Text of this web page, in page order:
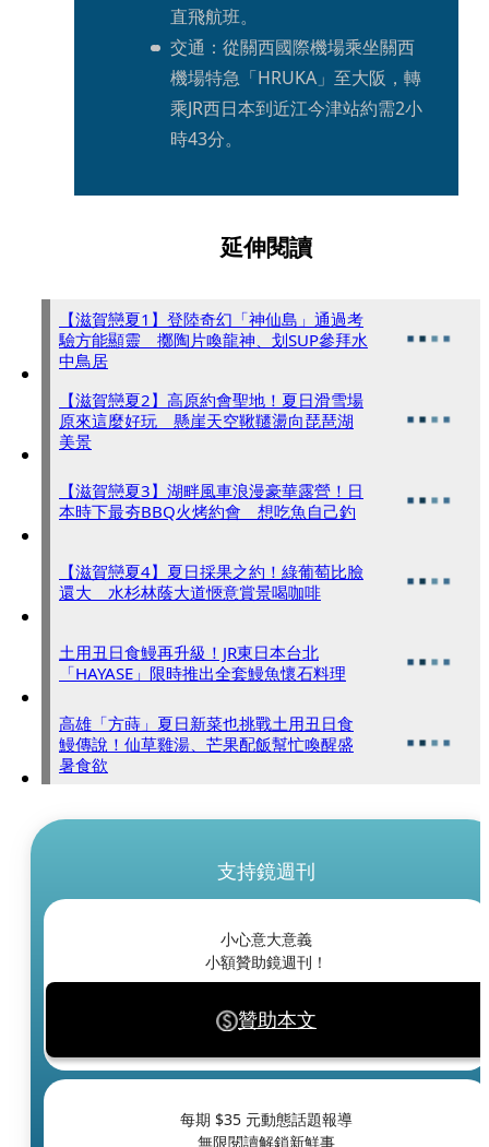
直飛航班。
交通：從關西國際機場乘坐關西
機場特急「HRUKA」至大阪，轉
乘JR西日本到近江今津站約需2小
時43分。
延伸閱讀
【滋賀戀夏1】登陸奇幻「神仙島」通過考
驗方能顯靈 擲陶片喚龍神、划SUP參拜水
中鳥居
【滋賀戀夏2】高原約會聖地！夏日滑雪場
原來這麼好玩 懸崖天空鞦韆盪向琵琶湖
美景
【滋賀戀夏3】湖畔風車浪漫豪華露營！日
本時下最夯BBQ火烤約會 想吃魚自己釣
【滋賀戀夏4】夏日採果之約！綠葡萄比臉
還大 水杉林蔭大道愜意賞景喝咖啡
土用丑日食鰻再升級！JR東日本台北
「HAYASE」限時推出全套鰻魚懷石料理
高雄「方蒔」夏日新菜也挑戰土用丑日食
鰻傳說！仙草雞湯、芒果配飯幫忙喚醒盛
暑食欲
支持鏡週刊
小心意大意義
小額贊助鏡週刊！
贊助本文
每期 $35 元動態話題報導
無限閱讀解鎖新鮮事